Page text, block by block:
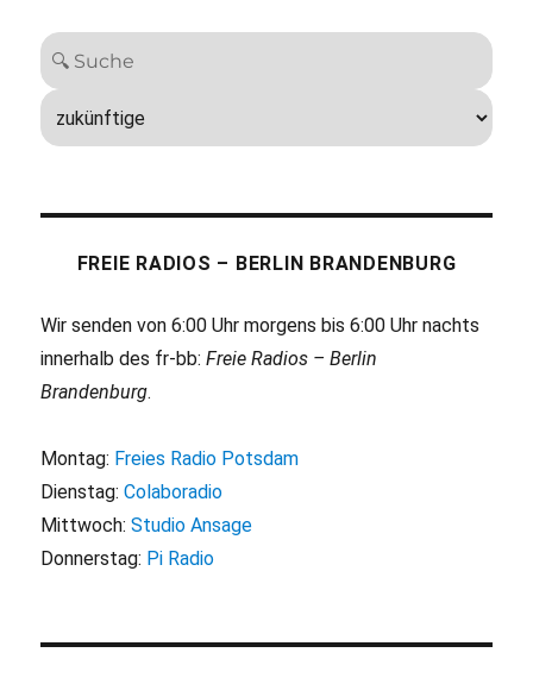
FREIE RADIOS – BERLIN BRANDENBURG
Wir senden von 6:00 Uhr morgens bis 6:00 Uhr nachts
innerhalb des fr-bb:Freie Radios – Berlin
Brandenburg.
Montag: Freies Radio Potsdam
Dienstag:Colaboradio
Mittwoch:Studio Ansage
Donnerstag: Pi Radio